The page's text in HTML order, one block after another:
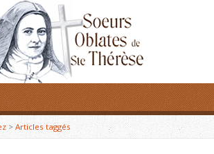
> Articles taggés